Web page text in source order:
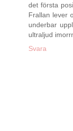
det första
Frallan lever
underbar
ultraljud
Svara